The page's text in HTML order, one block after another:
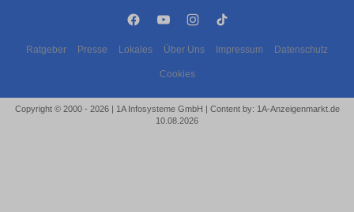
Ratgeber Presse Lokales Über Uns Impressum Datenschutz
Cookies
Copyright © 2000 - 2026 | 1A Infosysteme GmbH | Content by: 1A-Anzeigenmarkt.de
10.08.2026